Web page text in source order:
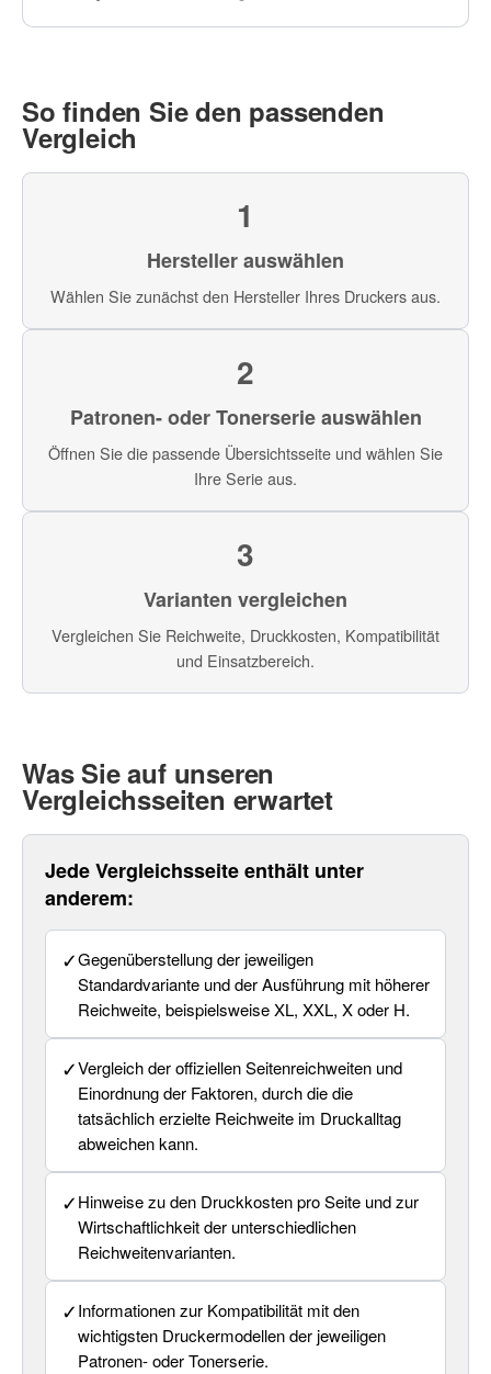
So finden Sie den passenden
Vergleich
1
Hersteller auswählen
Wählen Sie zunächst den Hersteller Ihres Druckers aus.
2
Patronen- oder Tonerserie auswählen
Öffnen Sie die passende Übersichtsseite und wählen Sie
Ihre Serie aus.
3
Varianten vergleichen
Vergleichen Sie Reichweite, Druckkosten, Kompatibilität
und Einsatzbereich.
Was Sie auf unseren
Vergleichsseiten erwartet
Jede Vergleichsseite enthält unter
anderem:
✓Gegenüberstellung der jeweiligen
Standardvariante und der Ausführung mit höherer
Reichweite, beispielsweise XL, XXL, X oder H.
✓Vergleich der offiziellen Seitenreichweiten und
Einordnung der Faktoren, durch die die
tatsächlich erzielte Reichweite im Druckalltag
abweichen kann.
✓Hinweise zu den Druckkosten pro Seite und zur
Wirtschaftlichkeit der unterschiedlichen
Reichweitenvarianten.
✓Informationen zur Kompatibilität mit den
wichtigsten Druckermodellen der jeweiligen
Patronen- oder Tonerserie.